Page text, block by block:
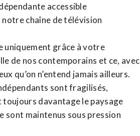
accessible
notrechaîne de télévision
uniquement grâce à votre
de nos contemporains et ce, avec
qu’on n’entend jamais ailleurs.
sont fragilisés,
davantage le paysage
sont maintenus sous pression